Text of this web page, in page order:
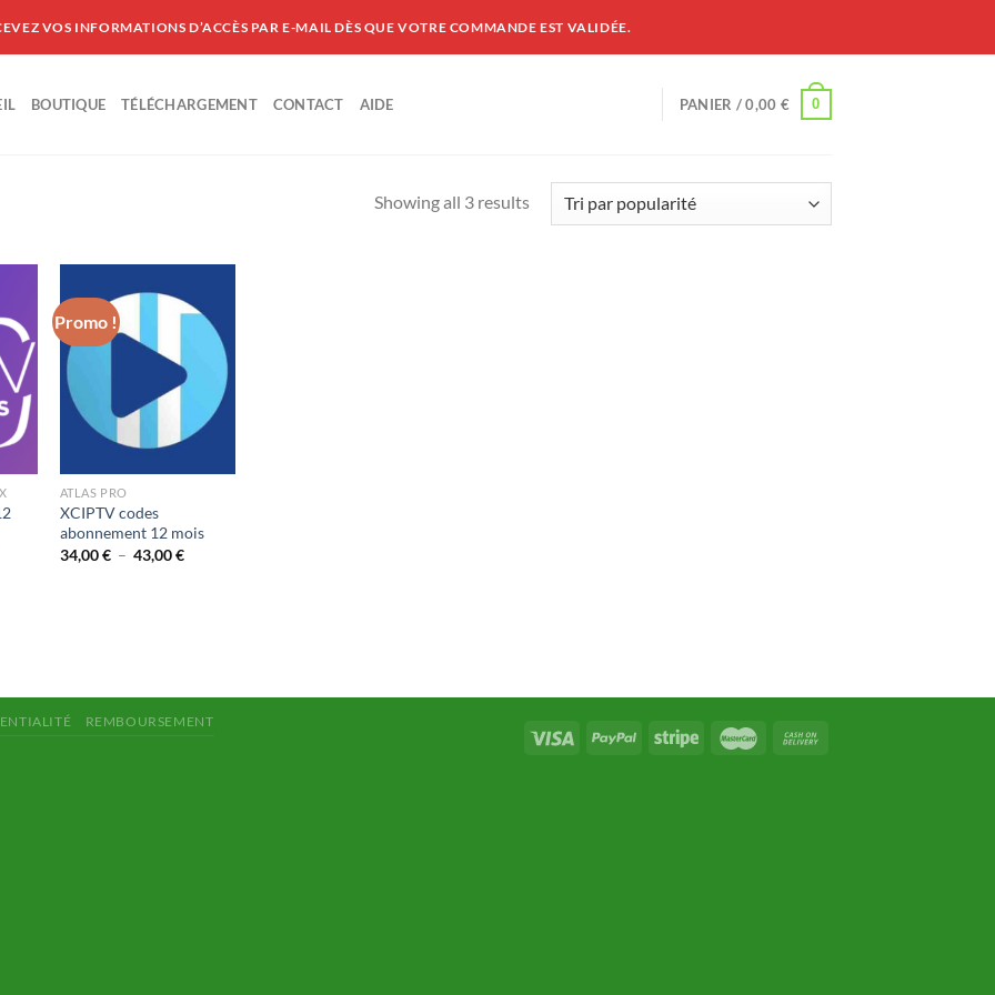
VOS INFORMATIONS D’ACCÈS PAR E-MAIL DÈS QUE VOTRE COMMANDE EST VALIDÉE.
BOUTIQUE TÉLÉCHARGEMENT CONTACT AIDE PANIER /0,00 € 0
Showing all 3 results
Promo !
ATLAS PRO
XCIPTV codes
abonnement 12 mois
34,00€ – 43,00€Plage
REMBOURSEMENT